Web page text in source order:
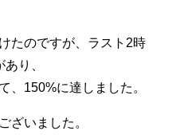
たのですが、ラスト2時
り、
、150%に達しました。
ざいました。